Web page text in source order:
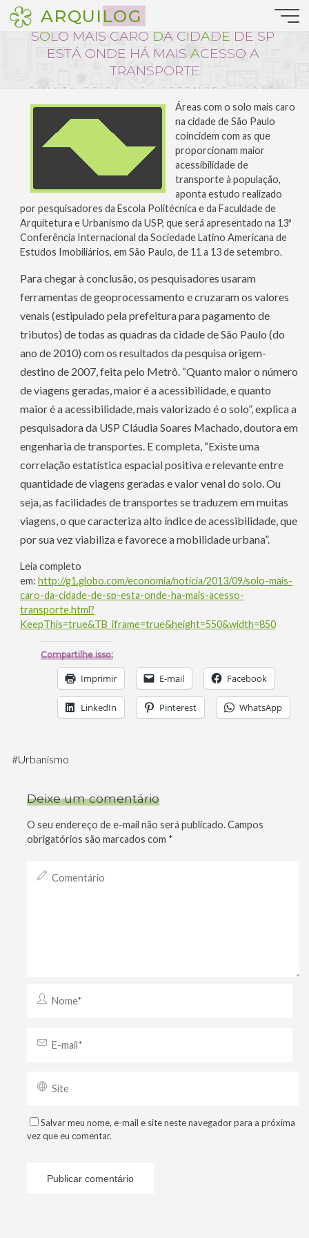
Pular
para
ARQUILOGNotícias da Arquitetura
SOLO
O MAIS CARO
O DA CIDADE DE SP
ESTÁ ONDE HH
Á MAII
S ACESSS
O A
TRANSPORTE
QUINTA-FEIRA, 12 . SETEMBRO . 2013
:: 15:31
Áreas com o solo mais caro
na cidade de São Paulo
coincidem com as que
proporcionam maior
acessibilidade de
transporte à população,
aponta estudo realizado
por pesquisadores da Escola Politécnica e da Faculdade de
Arquitetura e Urbanismo da USP, que será apresentado na 13ª
Conferência Internacional da Sociedade Latino Americana de
Estudos Imobiliários, em São Paulo, de 11 a 13 de setembro.
Para chegar à conclusão, os pesquisadores usaram
ferramentas de geoprocessamento e cruzaram os valores
venais (estipulado pela prefeitura para pagamento de
tributos) de todas as quadras da cidade de São Paulo (do
ano de 2010) com os resultados da pesquisa origem-
destino de 2007, feita pelo Metrô. “Quanto maior o número
de viagens geradas, maior é a acessibilidade, e quanto
maior é a acessibilidade, mais valorizado é o solo”, explica a
pesquisadora da USP Cláudia Soares Machado, doutora em
engenharia de transportes. E completa, “Existe uma
correlação estatística espacial positiva e relevante entre
quantidade de viagens geradas e valor venal do solo. Ou
seja, as facilidades de transportes se traduzem em muitas
viagens, o que caracteriza alto índice de acessibilidade, que
por sua vez viabiliza e favorece a mobilidade urbana”.
Leia completo
em:http://g1.globo.com/economia/noticia/2013/09/solo-mais-
caro-da-cidade-de-sp-esta-onde-ha-mais-acesso-
transporte.html?
KeepThis=true&TB_iframe=true&height=550&width=850
Compartilhe isso:
Imprimir E-mail Facebook
LinkedIn Pinterest WhatsApp
#Urbanismo
Deixe um comentário
O seu endereço de e-mail não será publicado.Campos
obrigatórios são marcados com *
Salvar meu nome, e-mail e site neste navegador para a próxima
vez que eu comentar.